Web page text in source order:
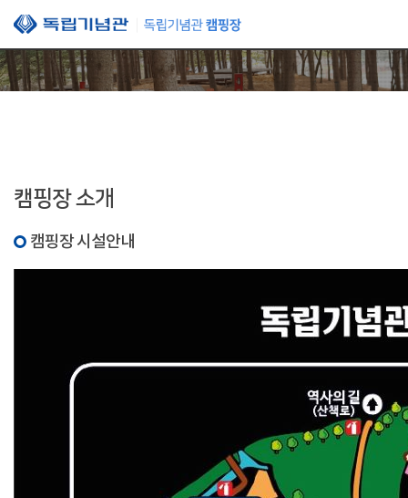
본문 바로가기
캠핑장 소개
캠핑장 시설안내